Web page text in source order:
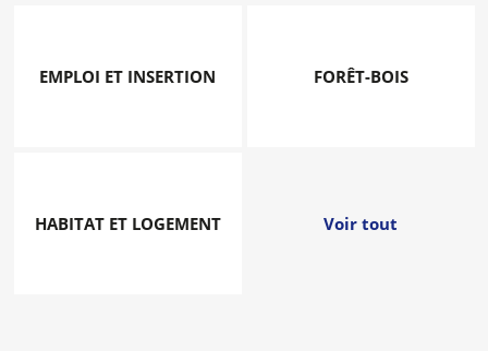
EMPLOI ET INSERTION FORÊT-BOIS
HABITAT ET LOGEMENT Voir tout